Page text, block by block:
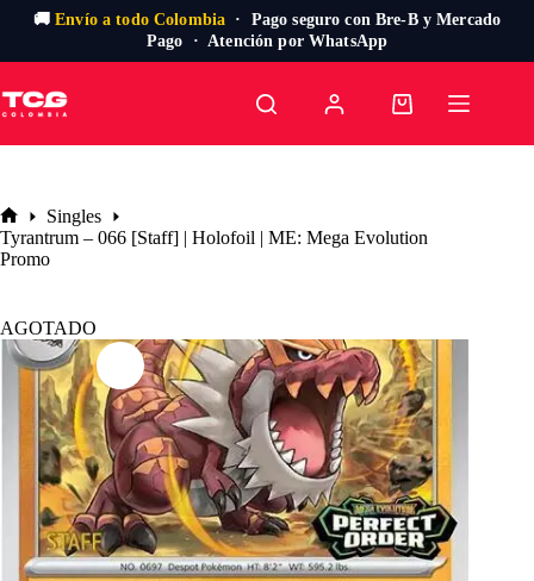
🚚Envío a todo Colombia · Pago seguro con Bre-B y Mercado
Pago · Atención por WhatsApp
al
contenido
Carro
Inicio
Singles
Tyrantrum – 066 [Staff] | Holofoil | ME: Mega Evolution
Promo
AGOTADO